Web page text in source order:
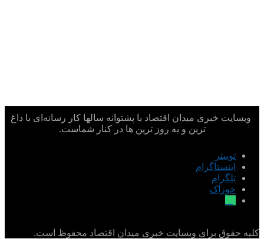
وبسایت خبری میدان اقتصاد با پشتوانه سالها کار رسانه‌ای با داغ
ترین و به روز ترین ها در کنار شماست.
توییتر
اینستاگرام
تلگرام
خوراک
کلیه حقوق برای وبسایت خبری میدان اقتصاد محفوظ است.